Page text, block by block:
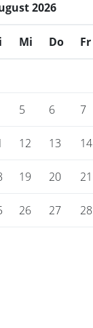
2026
enstag
Mi ttwoch
Do Fr
5 6 7
12 13 14
19 20 21
26 27 28